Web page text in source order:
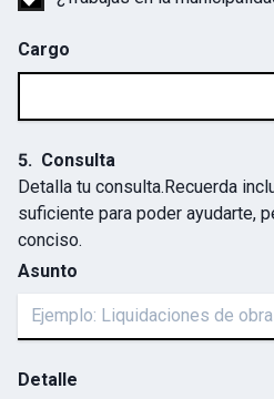
Cargo
5. Consulta
Detalla tu consulta.Recuerda
suficiente para poder ayudarte,
conciso.
Asunto
Detalle